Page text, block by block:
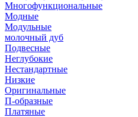
Многофункциональные
Модные
Модульные
молочный дуб
Подвесные
Неглубокие
Нестандартные
Низкие
Оригинальные
П-образные
Платяные